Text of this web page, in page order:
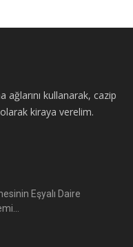
ağlarını kullanarak, cazip
kiraya verelim.
Eşyalı Daire